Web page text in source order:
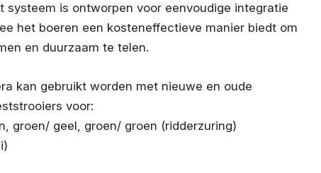
systeem is ontworpen voor eenvoudige integratie
het boeren een kosteneffectieve manier biedt om
en duurzaam te telen.
kan gebruikt worden met nieuwe en oude
voor:
groen/ geel, groen/ groen (ridderzuring)